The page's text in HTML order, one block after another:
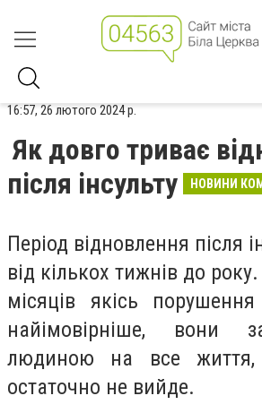
16:57, 26 лютого 2024 р.
Як довго триває
після інсульту
НОВИНИ
Період відновлення після
від кількох тижнів до
місяців якісь порушення
найімовірніше, вони
людиною на все життя,
остаточно не вийде.